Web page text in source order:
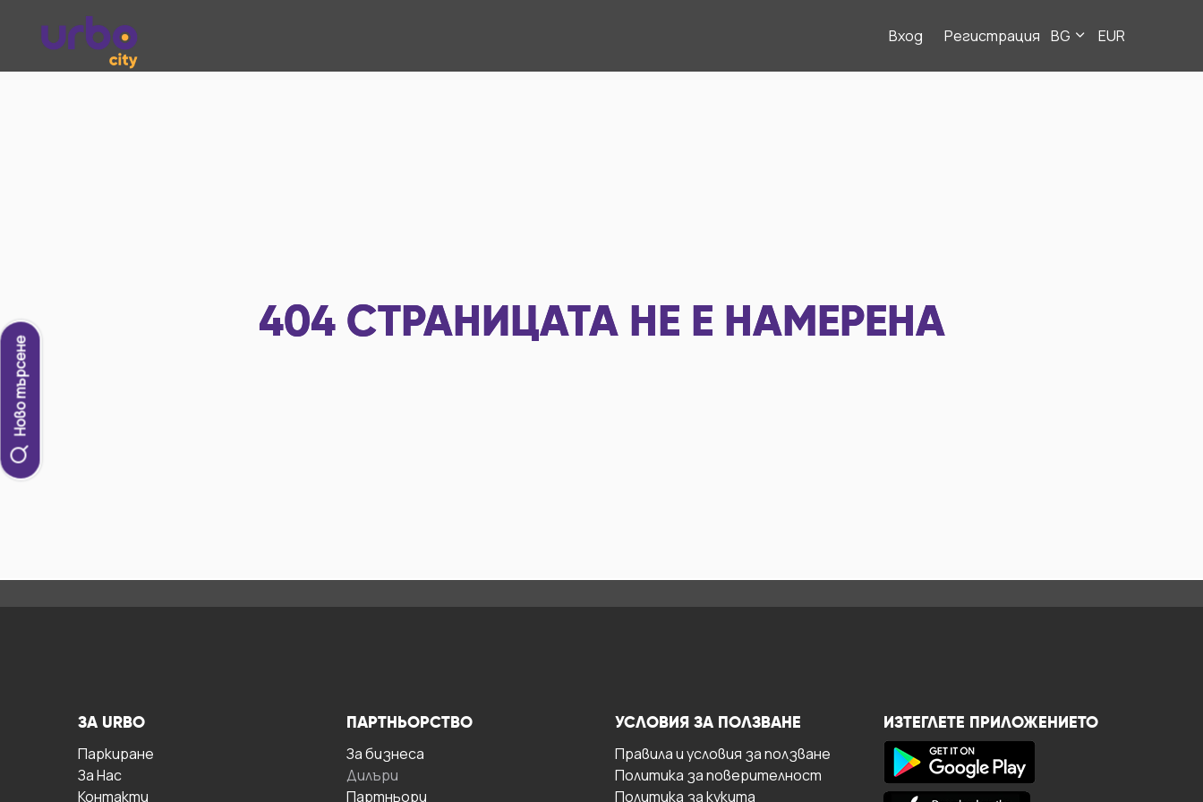
Вход Регистрация BG EUR
Ново търсене
404 СТРАНИЦАТА НЕ Е НАМЕРЕНА
ЗА URBO
Паркиране
За Hас
Контакти
ПАРТНЬОРСТВО
За бизнесa
Дилъри
Партньори
УСЛОВИЯ ЗА ПОЛЗВАНЕ
Правила и условия за ползване
Политика за поверителност
Политика за кукита
ИЗТЕГЛЕТЕ ПРИЛОЖЕНИЕТО